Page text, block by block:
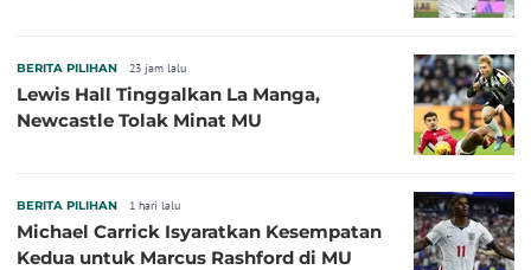
BERITA PILIHAN 23 jam lalu
Lewis Hall Tinggalkan La Manga,
Newcastle Tolak Minat MU
BERITA PILIHAN 1 hari lalu
Michael Carrick Isyaratkan Kesempatan
Kedua untuk Marcus Rashford di MU